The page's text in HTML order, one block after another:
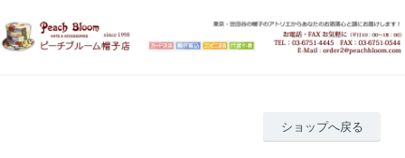
ショップへ戻る